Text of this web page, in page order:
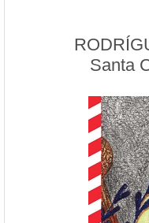
Santa